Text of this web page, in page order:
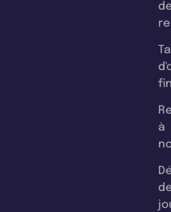
à